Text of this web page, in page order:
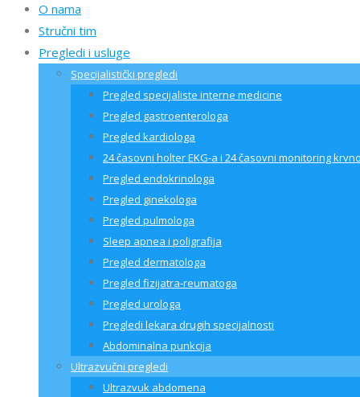
O nama
Stručni tim
Pregledi i usluge
Specijalistički pregledi
Pregled specijaliste interne medicine
Pregled gastroenterologa
Pregled kardiologa
24 časovni holter EKG-a i 24 časovni monitoring
Pregled endokrinologa
Pregled ginekologa
Pregled pulmologa
Sleep apnea i poligrafija
Pregled dermatologa
Pregled fizijatra-reumatoga
Pregled urologa
Pregledi lekara drugih specijalnosti
Abdominalna punkcija
Ultrazvučni pregledi
Ultrazvuk abdomena